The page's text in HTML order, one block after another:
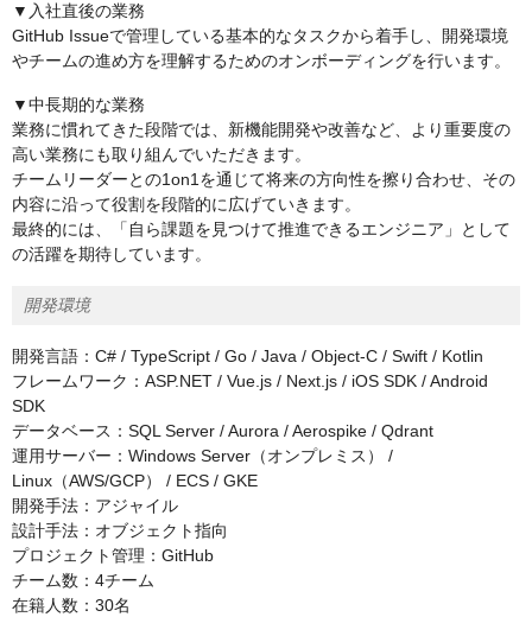
▼入社直後の業務
GitHub Issueで管理している基本的なタスクから着手し、開発環境
やチームの進め方を理解するためのオンボーディングを行います。
▼中長期的な業務
業務に慣れてきた段階では、新機能開発や改善など、より重要度の
高い業務にも取り組んでいただきます。
チームリーダーとの1on1を通じて将来の方向性を擦り合わせ、その
内容に沿って役割を段階的に広げていきます。
最終的には、「自ら課題を見つけて推進できるエンジニア」として
の活躍を期待しています。
開発環境
開発言語：C# / TypeScript / Go / Java / Object-C / Swift / Kotlin
フレームワーク：ASP.NET / Vue.js / Next.js / iOS SDK / Android
SDK
データベース：SQL Server / Aurora / Aerospike / Qdrant
運用サーバー：Windows Server（オンプレミス） /
Linux（AWS/GCP） / ECS / GKE
開発手法：アジャイル
設計手法：オブジェクト指向
プロジェクト管理：GitHub
チーム数：4チーム
在籍人数：30名